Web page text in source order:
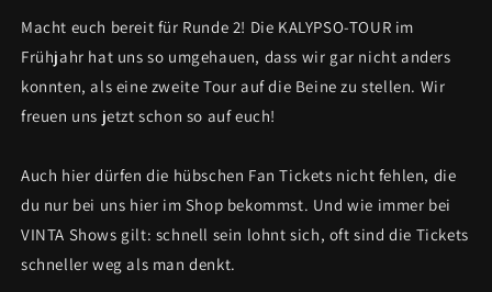
TICKET
TICKET
Macht euch bereit für Runde 2! Die KALYPSO-TOUR im
Frühjahr hat uns so umgehauen, dass wir gar nicht anders
konnten, als eine zweite Tour auf die Beine zu stellen. Wir
freuen uns jetzt schon so auf euch!
Auch hier dürfen die hübschen Fan Tickets nicht fehlen, die
du nur bei uns hier im Shop bekommst. Und wie immer bei
VINTA Shows gilt: schnell sein lohnt sich, oft sind die Tickets
schneller weg als man denkt.